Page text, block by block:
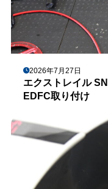
2026年7月27日
エクストレイル
EDFC取り付け